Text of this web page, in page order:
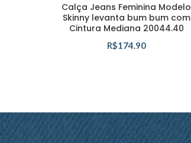
Calça Jeans Feminina Modelo
Skinny levanta bum bum com
Cintura Mediana 20044.40
R$174.90